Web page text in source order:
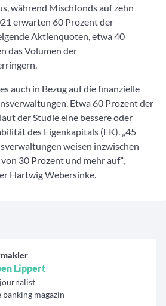
während Mischfonds auf zehn
erwarten 60 Prozent der
Aktienquoten, etwa 40
das Volumen der
auch in Bezug auf die finanzielle
Etwa 60 Prozent der
der Studie eine bessere oder
des Eigenkapitals (EK). „45
weisen inzwischen
30 Prozent und mehr auf“,
Hartwig Webersinke.
Lippert
banking magazin